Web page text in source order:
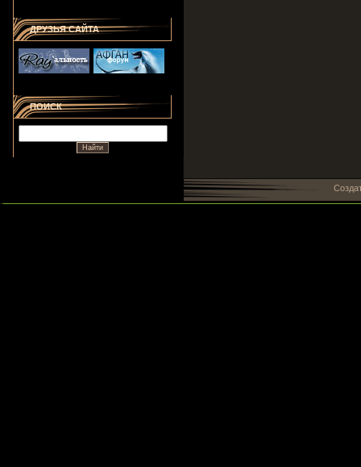
ДРУЗЬЯ САЙТА
ПОИСК